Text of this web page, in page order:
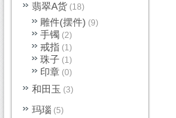
翡翠A货 (18)
雕件(摆件) (9)
手镯 (2)
戒指 (1)
珠子 (1)
印章 (0)
和田玉 (3)
玛瑙 (5)